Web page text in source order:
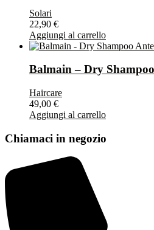
Solari
22,90 €
Aggiungi al carrello
Balmain – Dry Shampoo
Haircare
49,00 €
Aggiungi al carrello
Chiamaci in negozio